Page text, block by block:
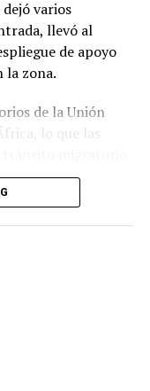
varios
llevó al
de apoyo
la zona.
de la Unión
lo que las